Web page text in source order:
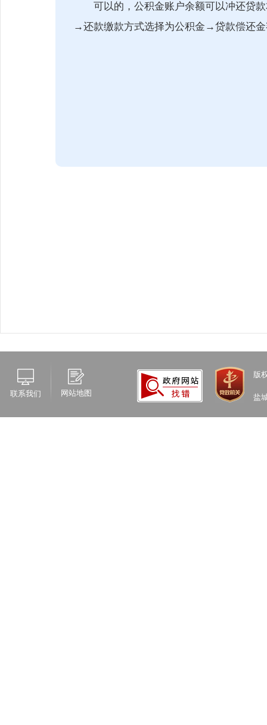
可以的，公积金账户余额可以冲还
→还款缴款方式选择为公积金→贷款偿还
联系我们 网站地图
版
盐